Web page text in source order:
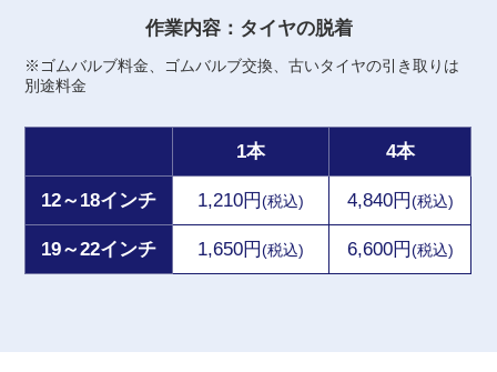
作業内容：タイヤの脱着
※ゴムバルブ料金、ゴムバルブ交換、古いタイヤの引き取りは
別途料金
1本 4本
12～18インチ 1,210円(税込) 4,840円(税込)
19～22インチ 1,650円(税込) 6,600円(税込)